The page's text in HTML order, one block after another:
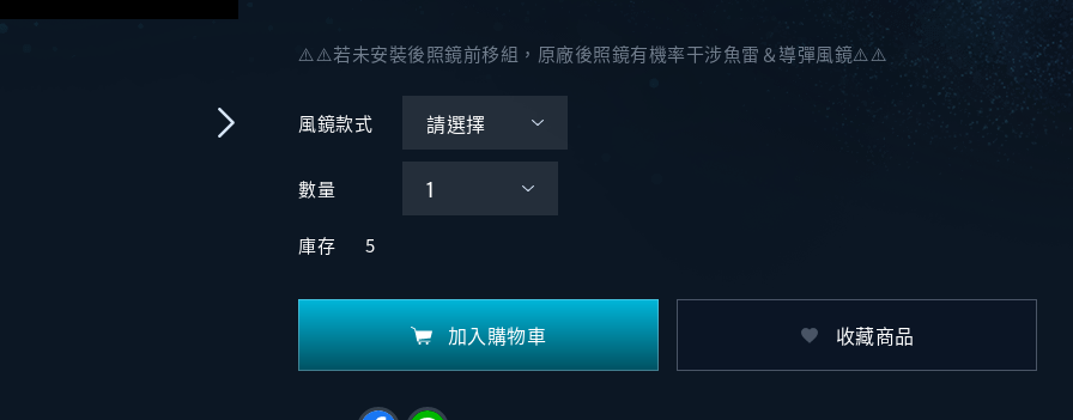
⚠️⚠️若未安裝後照鏡前移組，原廠後照鏡有機率干涉魚雷＆導彈風鏡⚠️⚠️
風鏡款式
數量
庫存 5
加入購物車 收藏商品